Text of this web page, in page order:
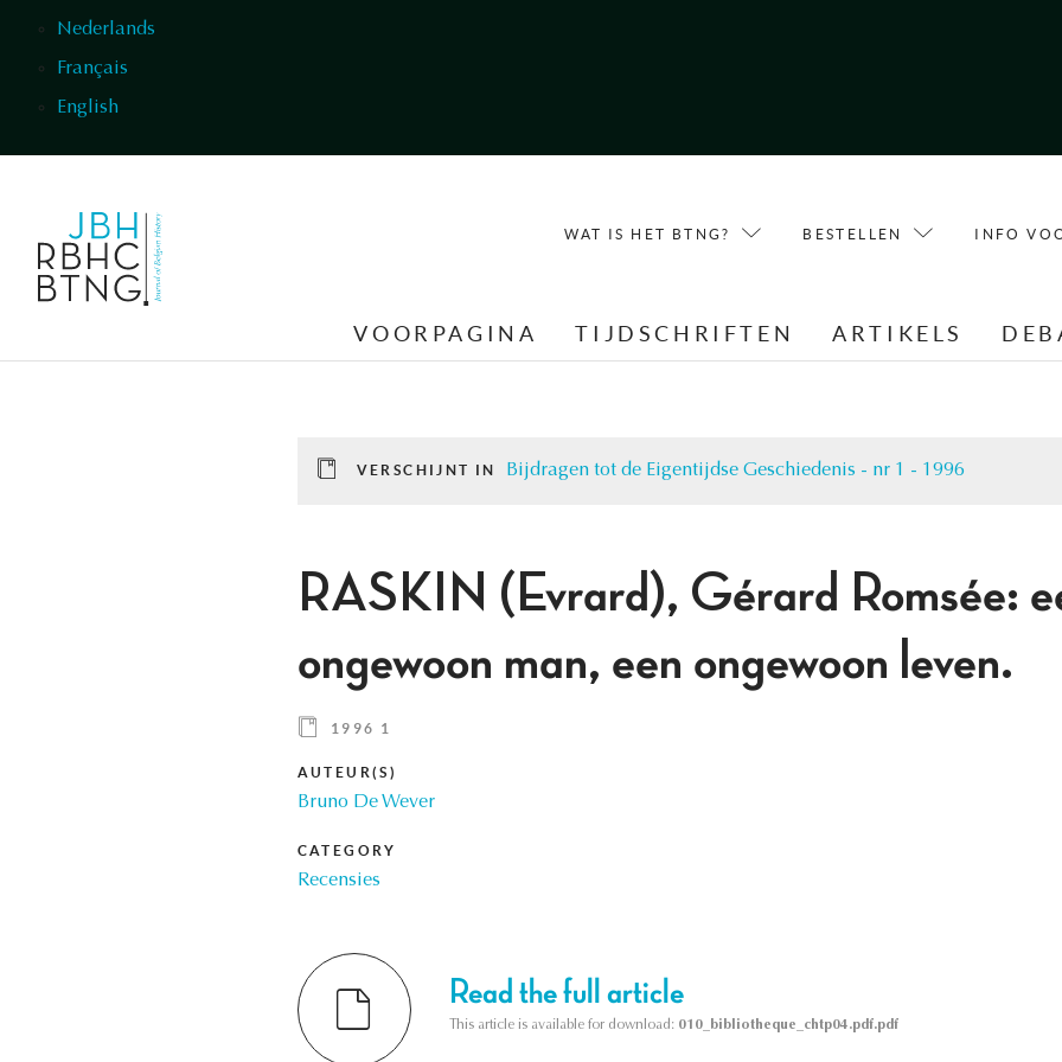
Nederlands
Français
English
WAT IS HET BTNG? BESTELLEN INFO
VOORPAGINA TIJDSCHRIFTEN ARTIKELS
VERSCHIJNT IN Bijdragen tot de Eigentijdse Geschiedenis - nr 1 - 1996
RASKIN (Evrard), Gérard Romsée:
ongewoon man, een ongewoon leven.
1996 1
AUTEUR(S)
Bruno De Wever
CATEGORY
Recensies
Read the full article
This article is available for download: 010_bibliotheque_chtp04.pdf.pdf